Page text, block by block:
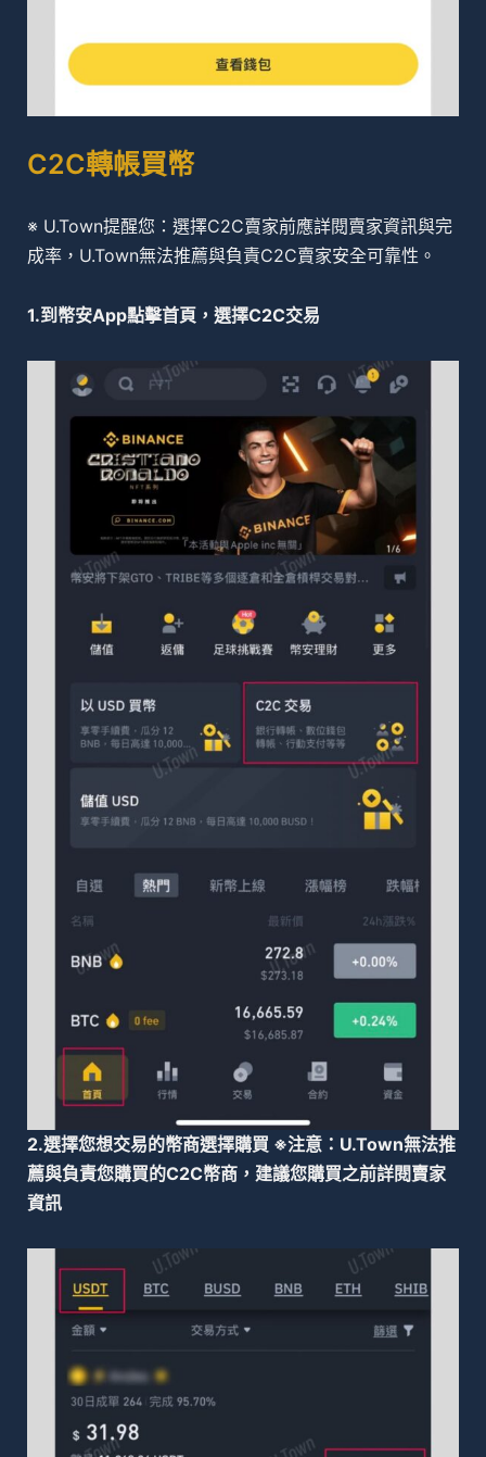
C2C轉帳買幣
※ U.Town提醒您：選擇C2C賣家前應詳閱賣家資訊與完
成率，U.Town無法推薦與負責C2C賣家安全可靠性。
1.到幣安App點擊首頁，選擇C2C交易
2.選擇您想交易的幣商選擇購買 ※注意：U.Town無法推
薦與負責您購買的C2C幣商，建議您購買之前詳閱賣家
資訊